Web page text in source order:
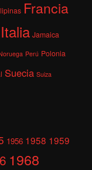
Francia
Italia Jamaica
Perú Polonia
Suecia Suiza
1956 1958 1959
1968